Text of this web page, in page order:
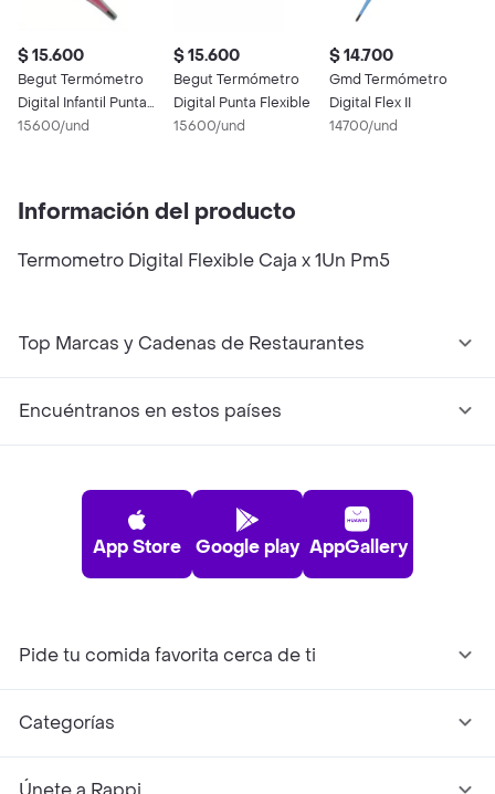
$ 15.600
Begut Termómetro
Digital Infantil Punta
Flexible
15600/und
$ 15.600
Begut Termómetro
Digital Punta Flexible
15600/und
$ 14.700
Gmd Termómetro
Digital Flex II
14700/und
Información del producto
Termometro Digital Flexible Caja x 1Un Pm5
Top Marcas y Cadenas de Restaurantes
Encuéntranos en estos países
App Store Google play AppGallery
Pide tu comida favorita cerca de ti
Categorías